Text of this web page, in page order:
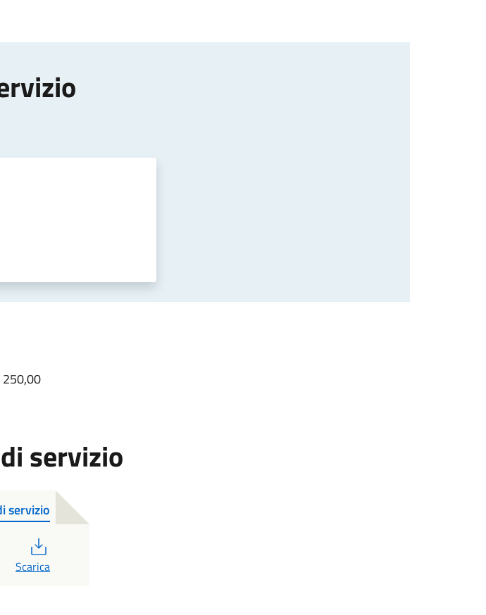
250,00
servizio
servizio
Scarica